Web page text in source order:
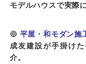
モデルハウスで実際
🔵 平屋・和モダン施
成友建設が手掛け
介。